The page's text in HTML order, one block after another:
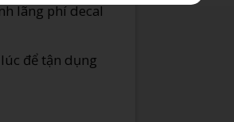
lãng phí decal
để tận dụng